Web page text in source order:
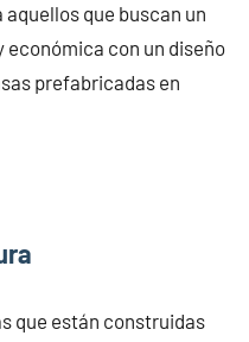
que buscan un
con un diseño
prefabricadas en
que están construidas